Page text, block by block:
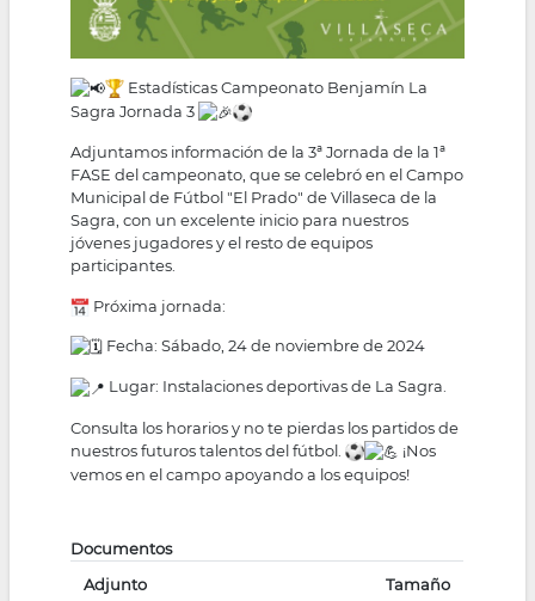
Estadísticas Campeonato Benjamín La
Sagra Jornada 3
Adjuntamos información de la 3ª Jornada de la 1ª
FASE del campeonato, que se celebró en el Campo
Municipal de Fútbol "El Prado" de Villaseca de la
Sagra, con un excelente inicio para nuestros
jóvenes jugadores y el resto de equipos
participantes.
Próxima jornada:
Fecha: Sábado, 24 de noviembre de 2024
Lugar: Instalaciones deportivas de La Sagra.
Consulta los horarios y no te pierdas los partidos de
nuestros futuros talentos del fútbol.
¡Nos
vemos en el campo apoyando a los equipos!
Documentos
Adjunto
Tamaño